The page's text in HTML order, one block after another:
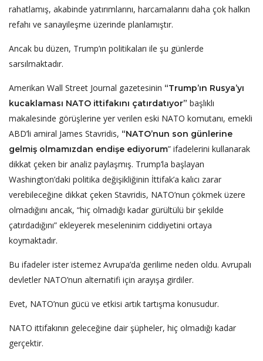
rahatlamış, akabinde yatırımlarını, harcamalarını daha çok halkın
refahı ve sanayileşme üzerinde planlamıştır.
Ancak bu düzen, Trump’ın politikaları ile şu günlerde
sarsılmaktadır.
Amerikan Wall Street Journal gazetesinin “Trump’ın Rusya’yı
kucaklaması NATO ittifakını çatırdatıyor” başlıklı
makalesinde görüşlerine yer verilen eski NATO komutanı, emekli
ABD’li amiral James Stavridis, “NATO’nun son günlerine
gelmiş olmamızdan endişe ediyorum” ifadelerini kullanarak
dikkat çeken bir analiz paylaşmış. Trump’la başlayan
Washington’daki politika değişikliğinin İttifak’a kalıcı zarar
verebileceğine dikkat çeken Stavridis, NATO’nun çökmek üzere
olmadığını ancak, “hiç olmadığı kadar gürültülü bir şekilde
çatırdadığını” ekleyerek meseleninim ciddiyetini ortaya
koymaktadır.
Bu ifadeler ister istemez Avrupa’da gerilime neden oldu. Avrupalı
devletler NATO’nun alternatifi için arayışa girdiler.
Evet, NATO’nun gücü ve etkisi artık tartışma konusudur.
NATO ittifakının geleceğine dair şüpheler, hiç olmadığı kadar
gerçektir.